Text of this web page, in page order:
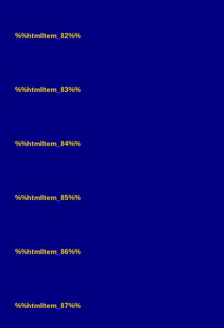
%%htmlItem_82%%
%%htmlItem_83%%
%%htmlItem_84%%
%%htmlItem_85%%
%%htmlItem_86%%
%%htmlItem_87%%